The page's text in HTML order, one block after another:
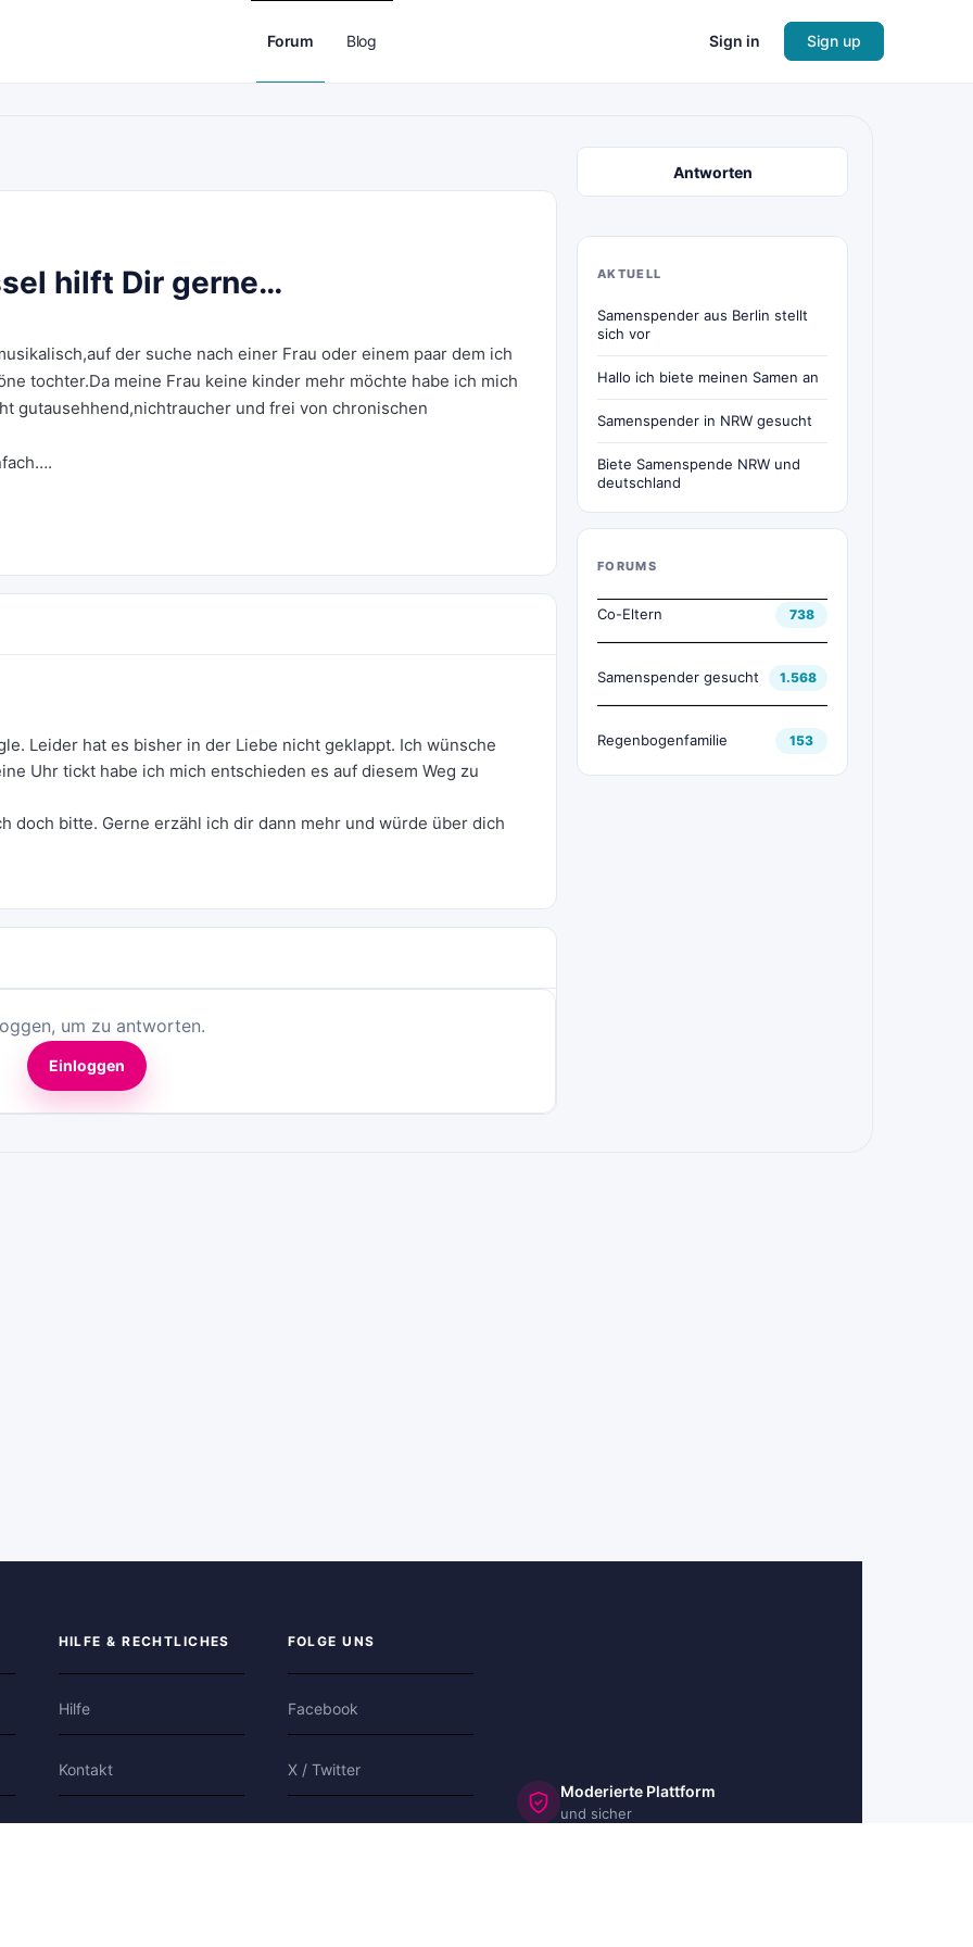
Forum Blog Sign in Sign up
hilft Dir gerne…
der suche nach einer Frau oder einem paar dem ich
tochter.Da meine Frau keine kinder mehr möchte habe ich mich
gutausehhend,nichtraucher und frei von chronischen
Leider hat es bisher in der Liebe nicht geklappt. Ich wünsche
Uhr tickt habe ich mich entschieden es auf diesem Weg zu
doch bitte. Gerne erzähl ich dir dann mehr und würde über dich
um zu antworten.
Einloggen
Antworten
AKTUELL
Samenspender aus Berlin stellt
sich vor
Hallo ich biete meinen Samen an
Samenspender in NRW gesucht
Biete Samenspende NRW und
deutschland
FORUMS
Co-Eltern 738
Samenspender gesucht 1.568
Regenbogenfamilie 153
HILFE & RECHTLICHES
Hilfe
Kontakt
FOLGE UNS
Facebook
X / Twitter
Moderierte Plattform
und sicher